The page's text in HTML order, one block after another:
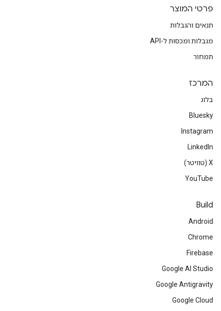
פרטי המוצר
תנאים והגבלות
מגבלות ומכסות ל-API
תמחור
המרכז
בלוג
Bluesky
Instagram
LinkedIn
‫X (טוויטר)
YouTube
Build
Android
Chrome
Firebase
Google AI Studio
Google Antigravity
Google Cloud